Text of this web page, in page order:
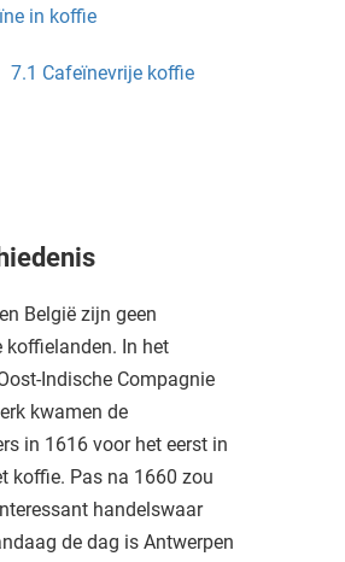
in koffie
7.1 Cafeïnevrije koffie
België zijn geen
koffielanden. In het
Indische Compagnie
kwamen de
in 1616 voor het eerst in
koffie. Pas na 1660 zou
handelswaar
de dag is Antwerpen